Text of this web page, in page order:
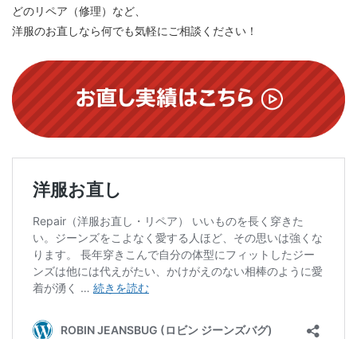
どのリペア（修理）など、
洋服のお直しなら何でも気軽にご相談ください！